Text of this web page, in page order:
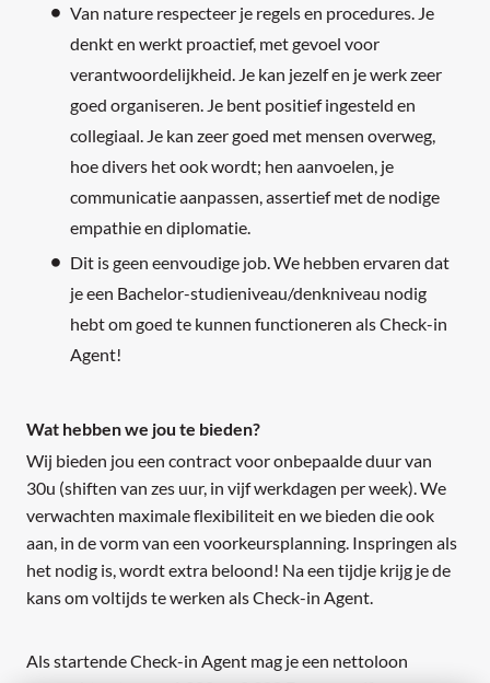
Van nature respecteer je regels en procedures. Je
denkt en werkt proactief, met gevoel voor
verantwoordelijkheid. Je kan jezelf en je werk zeer
goed organiseren. Je bent positief ingesteld en
collegiaal. Je kan zeer goed met mensen overweg,
hoe divers het ook wordt; hen aanvoelen, je
communicatie aanpassen, assertief met de nodige
empathie en diplomatie.
Dit is geen eenvoudige job. We hebben ervaren dat
je een Bachelor-studieniveau/denkniveau nodig
hebt om goed te kunnen functioneren als Check-in
Agent!
Wat hebben we jou te bieden?
Wij bieden jou een contract voor onbepaalde duur van
30u (shiften van zes uur, in vijf werkdagen per week). We
verwachten maximale flexibiliteit en we bieden die ook
aan, in de vorm van een voorkeursplanning. Inspringen als
het nodig is, wordt extra beloond! Na een tijdje krijg je de
kans om voltijds te werken als Check-in Agent.
Als startende Check-in Agent mag je een nettoloon